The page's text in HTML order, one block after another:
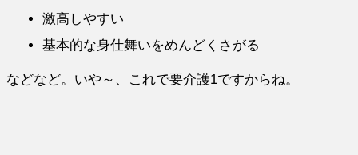
激高しやすい
基本的な身仕舞いをめんどくさがる
などなど。いや～、これで要介護1ですからね。